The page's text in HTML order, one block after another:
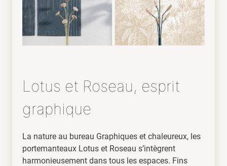
Lotus et Roseau, esprit
graphique
La nature au bureau Graphiques et chaleureux, les
portemanteaux Lotus et Roseau s’intègrent
harmonieusement dans tous les espaces. Fins